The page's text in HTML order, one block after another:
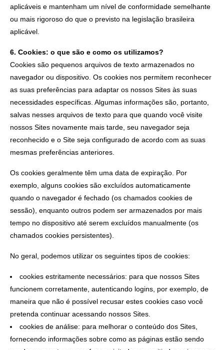
aplicáveis e mantenham um nível de conformidade semelhante
ou mais rigoroso do que o previsto na legislação brasileira
aplicável.
6. Cookies: o que são e como os utilizamos?
Cookies são pequenos arquivos de texto armazenados no
navegador ou dispositivo. Os cookies nos permitem reconhecer
as suas preferências para adaptar os nossos Sites às suas
necessidades específicas. Algumas informações são, portanto,
salvas nesses arquivos de texto para que quando você visite
nossos Sites novamente mais tarde, seu navegador seja
reconhecido e o Site seja configurado de acordo com as suas
mesmas preferências anteriores.
Os cookies geralmente têm uma data de expiração. Por
exemplo, alguns cookies são excluídos automaticamente
quando o navegador é fechado (os chamados cookies de
sessão), enquanto outros podem ser armazenados por mais
tempo no dispositivo até serem excluídos manualmente (os
chamados cookies persistentes).
No geral, podemos utilizar os seguintes tipos de cookies:
cookies estritamente necessários: para que nossos Sites
funcionem corretamente, autenticando logins, por exemplo, de
maneira que não é possível recusar estes cookies caso você
pretenda continuar acessando nossos Sites.
cookies de análise: para melhorar o conteúdo dos Sites,
fornecendo informações sobre como as páginas estão sendo